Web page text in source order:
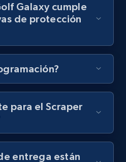
- Discovery videos
md5, Video url,
Galaxy cumple
de protección
para el Scraper
entrega están